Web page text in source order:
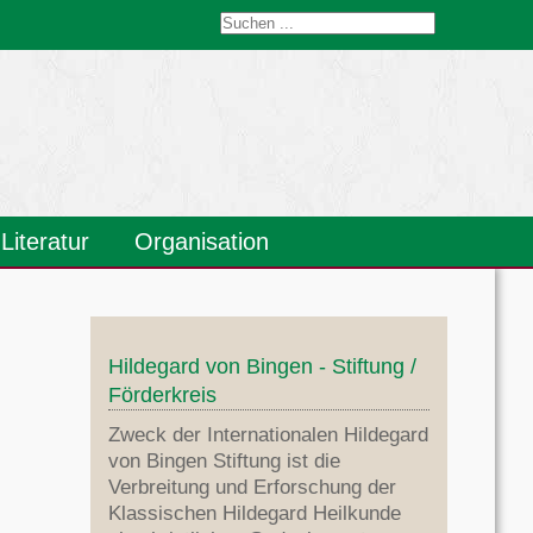
Literatur Organisation
Hildegard von Bingen - Stiftung /
Förderkreis
Zweck der Internationalen Hildegard
von Bingen Stiftung ist die
Verbreitung und Erforschung der
Klassischen Hildegard Heilkunde